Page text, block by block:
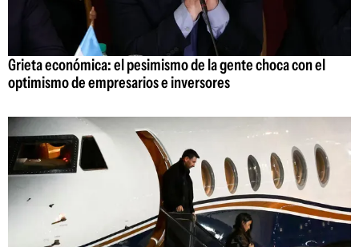
Grieta económica: el pesimismo de la gente choca con el
optimismo de empresarios e inversores